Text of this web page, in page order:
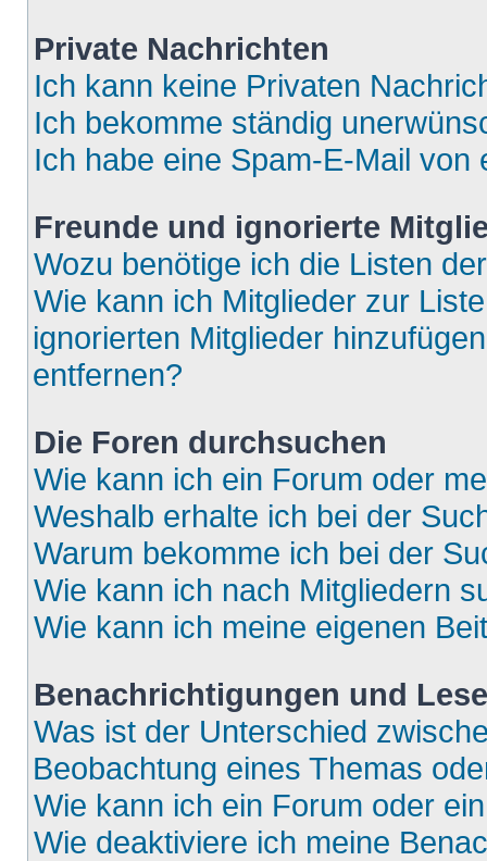
Private Nachrichten
Ich kann keine Privaten
Ich bekomme ständig
Ich habe eine Spam-E-Mail
Freunde und ignorierte
Wozu benötige ich die Listen
Wie kann ich Mitglieder zur
ignorierten Mitglieder
entfernen?
Die Foren durchsuchen
Wie kann ich ein Forum oder
Weshalb erhalte ich bei der
Warum bekomme ich bei der
Wie kann ich nach Mitgliedern
Wie kann ich meine eigenen
Benachrichtigungen und
Was ist der Unterschied
Beobachtung eines Themas
Wie kann ich ein Forum oder
Wie deaktiviere ich meine